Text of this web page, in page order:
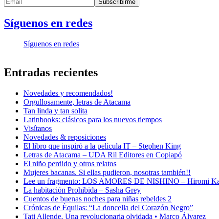
Síguenos en redes
Síguenos en redes
Entradas recientes
Novedades y recomendados!
Orgullosamente, letras de Atacama
Tan linda y tan solita
Latinbooks: clásicos para los nuevos tiempos
Visítanos
Novedades & reposiciones
El libro que inspiró a la película IT – Stephen King
Letras de Atacama – UDA Ril Editores en Copiapó
El niño perdido y otros relatos
Mujeres bacanas. Si ellas pudieron, nosotras también!!
Lee un fragmento: LOS AMORES DE NISHINO – Hiromi
La habitación Prohibida – Sasha Grey
Cuentos de buenas noches para niñas rebeldes 2
Crónicas de Équilas: “La doncella del Corazón Negro”
Tati Allende. Una revolucionaria olvidada • Marco Álvarez